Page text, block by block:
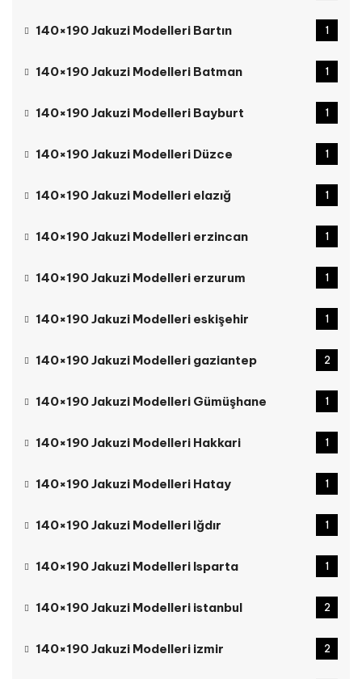
140×190 Jakuzi Modelleri Bartın 1
140×190 Jakuzi Modelleri Batman 1
140×190 Jakuzi Modelleri Bayburt 1
140×190 Jakuzi Modelleri Düzce 1
140×190 Jakuzi Modelleri elazığ 1
140×190 Jakuzi Modelleri erzincan 1
140×190 Jakuzi Modelleri erzurum 1
140×190 Jakuzi Modelleri eskişehir 1
140×190 Jakuzi Modelleri gaziantep 2
140×190 Jakuzi Modelleri Gümüşhane 1
140×190 Jakuzi Modelleri Hakkari 1
140×190 Jakuzi Modelleri Hatay 1
140×190 Jakuzi Modelleri Iğdır 1
140×190 Jakuzi Modelleri Isparta 1
140×190 Jakuzi Modelleri istanbul 2
140×190 Jakuzi Modelleri izmir 2